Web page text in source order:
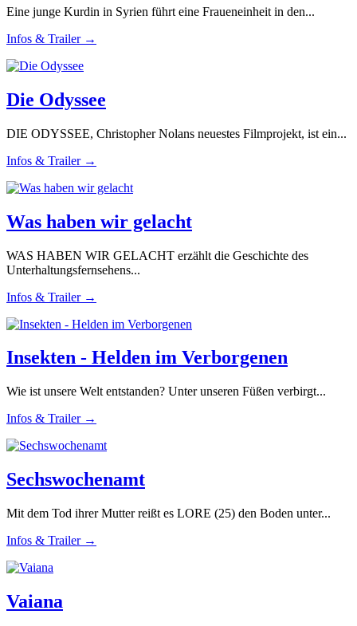
Eine junge Kurdin in Syrien führt eine Fraueneinheit in den...
Infos & Trailer →
Die Odyssee
DIE ODYSSEE, Christopher Nolans neuestes Filmprojekt, ist ein...
Infos & Trailer →
Was haben wir gelacht
WAS HABEN WIR GELACHT erzählt die Geschichte des
Unterhaltungsfernsehens...
Infos & Trailer →
Insekten - Helden im Verborgenen
Wie ist unsere Welt entstanden? Unter unseren Füßen verbirgt...
Infos & Trailer →
Sechswochenamt
Mit dem Tod ihrer Mutter reißt es LORE (25) den Boden unter...
Infos & Trailer →
Vaiana